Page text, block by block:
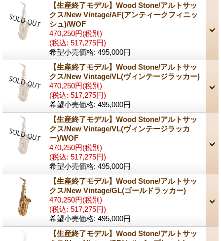
【生産終了モデル】Wood Stone/アルトサッ
クス/New Vintage/AF(アンティークフィニッ
シュ)/WOF
470,250円(税別)
(税込: 517,275円)
希望小売価格: 495,000円
【生産終了モデル】Wood Stone/アルトサッ
クス/New Vintage/VL(ヴィンテージラッカー)
470,250円(税別)
(税込: 517,275円)
希望小売価格: 495,000円
【生産終了モデル】Wood Stone/アルトサッ
クス/New Vintage/VL(ヴィンテージラッカ
ー)/WOF
470,250円(税別)
(税込: 517,275円)
希望小売価格: 495,000円
【生産終了モデル】Wood Stone/アルトサッ
クス/New Vintage/GL(ゴールドラッカー)
470,250円(税別)
(税込: 517,275円)
希望小売価格: 495,000円
【生産終了モデル】Wood Stone/アルトサッ